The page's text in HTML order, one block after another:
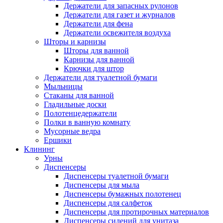
Держатели для запасных рулонов
Держатели для газет и журналов
Держатели для фена
Держатели освежителя воздуха
Шторы и карнизы
Шторы для ванной
Карнизы для ванной
Крючки для штор
Держатели для туалетной бумаги
Мыльницы
Стаканы для ванной
Гладильные доски
Полотенцедержатели
Полки в ванную комнату
Мусорные ведра
Ершики
Клининг
Урны
Диспенсеры
Диспенсеры туалетной бумаги
Диспенсеры для мыла
Диспенсеры бумажных полотенец
Диспенсеры для салфеток
Диспенсеры для протирочных материалов
Диспенсеры сидений для унитаза